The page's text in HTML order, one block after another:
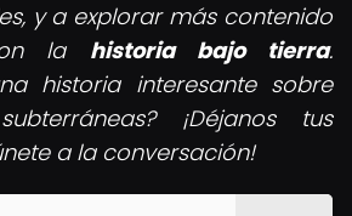
y a explorar más contenido
la historia bajo tierra.
historia interesante sobre
¡Déjanos tus
a la conversación!